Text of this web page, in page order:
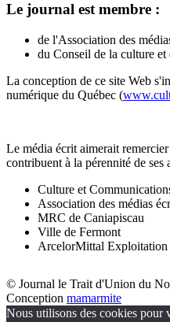
Le journal est membre :
de l'Association des
du Conseil de la culture
La conception de ce site Web
numérique du Québec (
Le média écrit aimerait
contribuent à la pérennité de ses
Culture et
Association des médias
MRC de Caniapiscau
Ville de Fermont
ArcelorMittal Exploitation
© Journal le Trait d'Union du
Conception mamarmite
Nous utilisons des cookies pour